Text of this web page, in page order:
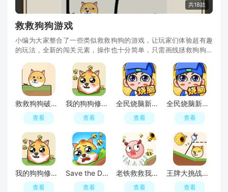
共18款
救救狗狗游戏
小编为大家整合了一些类似救救狗狗的游戏，让玩家们体验超有趣
的玩法，全新的闯关元素，操作也十分简单，只需画线拯救狗狗免
救狗狗解锁版破解版、全民烧脑新版救救狗狗破解版无限体力、我
的狗狗修改版免广告、我的狗狗修改版等游戏，这些游戏都十分热
门好玩哦！
救救狗狗破解版免广告
查看
我的狗狗修改版无广告版
查看
全民烧脑新版救救狗狗关卡解锁版破解版
查看
全民烧脑新版救救狗狗破解版无限提示
查看
我的狗狗修改版无限体力钥匙提示
查看
Save the Doge救救狗狗国际版免广告版修改版
查看
老铁救救我官方版游戏
查看
王牌大挑战免广告修改版
查看